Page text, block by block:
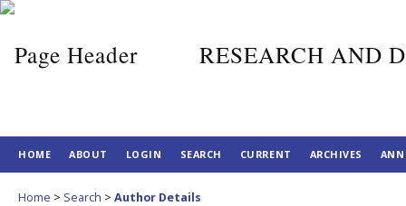
RESEARCH AND
HOME ABOUT LOGIN SEARCH CURRENT ARCHIVES
Home > Search > Author Details